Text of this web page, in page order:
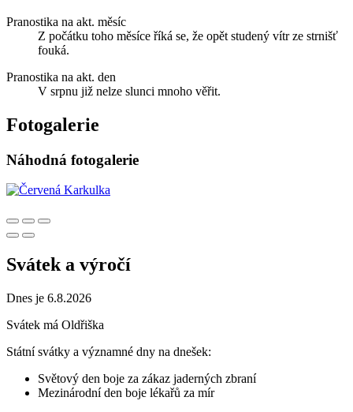
Pranostika na akt. měsíc
Z počátku toho měsíce říká se, že opět studený vítr ze strnišť
fouká.
Pranostika na akt. den
V srpnu již nelze slunci mnoho věřit.
Fotogalerie
Náhodná fotogalerie
Svátek a výročí
Dnes je 6.8.2026
Svátek má Oldřiška
Státní svátky a významné dny na dnešek:
Světový den boje za zákaz jaderných zbraní
Mezinárodní den boje lékařů za mír